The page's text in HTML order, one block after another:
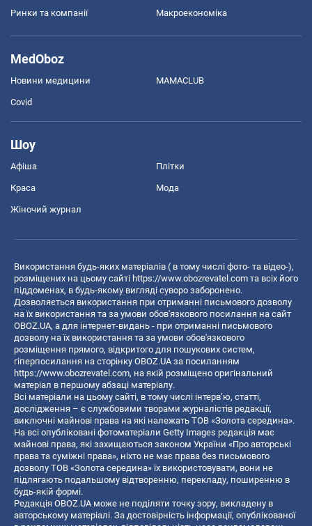
Ринки та компанії Макроекономіка
MedOboz
Новини медицини MAMACLUB
Covid
Шоу
Афіша Плітки
Краса Мода
Жіночий журнал
Використання будь-яких матеріалів ( в тому числі фото- та відео-),
розміщених на цьому сайті https://www.obozrevatel.com та всіх його
піддоменах, в будь-якому вигляді суворо заборонено.
Дозволяється використання при отриманні письмового дозволу
на їх використання та за умови обов'язкового посилання на сайт
OBOZ.UA, а для інтернет-видань - при отриманні письмового
дозволу на їх використання та за умови обов'язкового
розміщення прямого, відкритого для пошукових систем,
гіперпосилання на сторінку OBOZ.UA за посиланням
https://www.obozrevatel.com, на якій розміщено оригінальний
матеріал в першому абзаці матеріалу.
Всі матеріали на цьому сайті, в тому числі інтерв’ю, статті,
дослідження – є службовими творами журналістів редакції,
виключні майнові права на які належать ТОВ «Золота середина».
На всі опубліковані фотоматеріали Getty Images редакція має
майнові права, які захищаються законом України «Про авторські
права та суміжні права», ніхто не має права без письмового
дозволу ТОВ «Золота середина» їх використовувати, вони не
підлягають подальшому відтворенню, перекладу, поширенню в
будь-якій формі.
Редакція OBOZ.UA може не поділяти точку зору, викладену в
авторському матеріалі. За достовірність інформації, опублікованої